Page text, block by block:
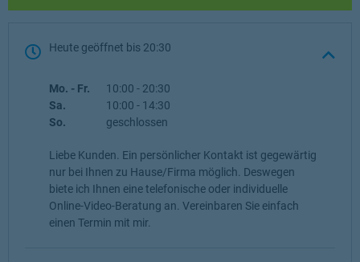
Heute geöffnet bis 20:30
Wochentag Öffnungszeiten
Mo. - Fr. 10:00 - 20:30
Sa.
10:00 - 14:30
So.
geschlossen
Liebe Kunden. Ein persönlicher Kontakt ist gegewärtig
nur bei Ihnen zu Hause/Firma möglich. Deswegen
biete ich Ihnen eine telefonische oder individuelle
Online-Video-Beratung an. Vereinbaren Sie einfach
einen Termin mit mir.